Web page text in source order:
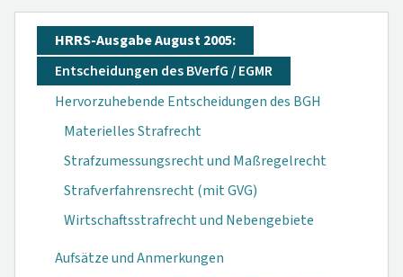
HRRS-Ausgabe August 2005:
Entscheidungen des BVerfG / EGMR
Hervorzuhebende Entscheidungen des BGH
Materielles Strafrecht
Strafzumessungsrecht und Maßregelrecht
Strafverfahrensrecht (mit GVG)
Wirtschaftsstrafrecht und Nebengebiete
Aufsätze und Anmerkungen